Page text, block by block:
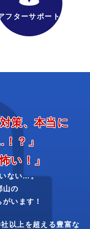
フターサポート
対策、本当に
？」
い！」
ない…。
山の
がいます！
以上を超える豊富な